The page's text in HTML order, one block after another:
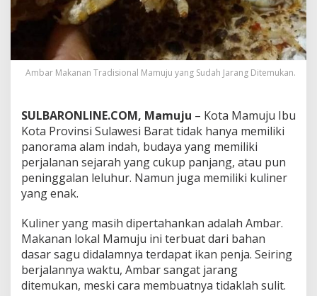
a
m
u
y
a
n
g
S
h
J
a
r
a
n
Ambar Makanan Tradisional Mamuju yang Sudah Jarang Ditemukan.
SULBARONLINE.COM, Mamuju – Kota Mamuju Ibu
Kota Provinsi Sulawesi Barat tidak hanya memiliki
panorama alam indah, budaya yang memiliki
perjalanan sejarah yang cukup panjang, atau pun
peninggalan leluhur. Namun juga memiliki kuliner
yang enak.
Kuliner yang masih dipertahankan adalah Ambar.
Makanan lokal Mamuju ini terbuat dari bahan
dasar sagu didalamnya terdapat ikan penja. Seiring
berjalannya waktu, Ambar sangat jarang
ditemukan, meski cara membuatnya tidaklah sulit.